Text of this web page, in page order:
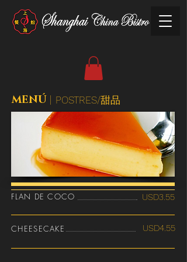
MENÚ | POSTRES/甜品
FLAN DE COCO USD3.55
CHEESECAKE USD4.55